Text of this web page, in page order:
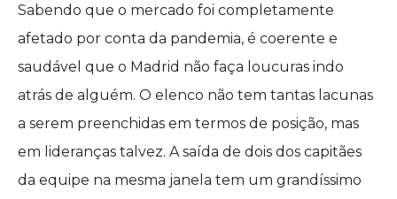
Sabendo que o mercado foi completamente
afetado por conta da pandemia, é coerente e
saudável que o Madrid não faça loucuras indo
atrás de alguém. O elenco não tem tantas lacunas
a serem preenchidas em termos de posição, mas
em lideranças talvez. A saída de dois dos capitães
da equipe na mesma janela tem um grandíssimo